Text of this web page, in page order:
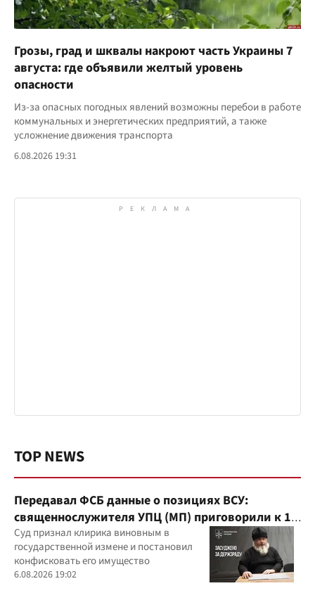
Грозы, град и шквалы накроют часть Украины 7
августа: где объявили желтый уровень
опасности
Из-за опасных погодных явлений возможны перебои в работе
коммунальных и энергетических предприятий, а также
усложнение движения транспорта
6.08.2026 19:31
TOP NEWS
Передавал ФСБ данные о позициях ВСУ:
священнослужителя УПЦ (МП) приговорили к 15
годам
Суд признал клирика виновным в
государственной измене и постановил
конфисковать его имущество
6.08.2026 19:02